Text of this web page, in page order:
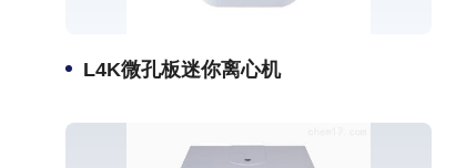
L4K微孔板迷你离心机